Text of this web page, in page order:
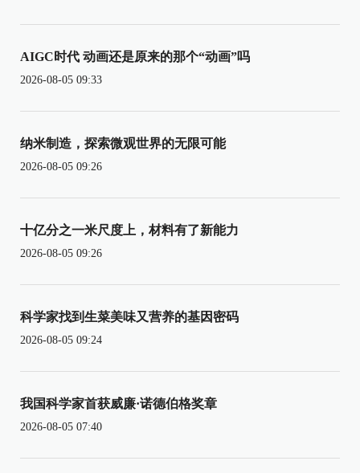
AIGC时代 动画还是原来的那个“动画”吗
2026-08-05 09:33
纳米制造，探索微观世界的无限可能
2026-08-05 09:26
十亿分之一米尺度上，材料有了新能力
2026-08-05 09:26
科学家找到生菜美味又营养的基因密码
2026-08-05 09:24
我国科学家首获威廉·诺德伯格奖章
2026-08-05 07:40